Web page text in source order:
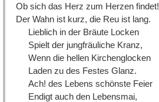
Ob sich das Herz zum Herzen findet!
Der Wahn ist kurz, die Reu ist lang.
Lieblich in der Bräute Locken
Spielt der jungfräuliche Kranz,
Wenn die hellen Kirchenglocken
Laden zu des Festes Glanz.
Ach! des Lebens schönste Feier
Endigt auch den Lebensmai,